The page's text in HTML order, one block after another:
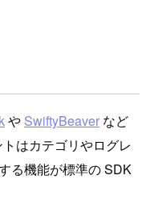
や SwiftyBeaver など
はカテゴリやログレ
る機能が標準の SDK